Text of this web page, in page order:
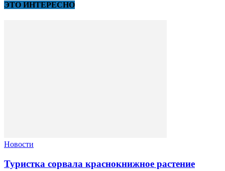
ЭТО ИНТЕРЕСНО
Новости
Туристка сорвала краснокнижное растение